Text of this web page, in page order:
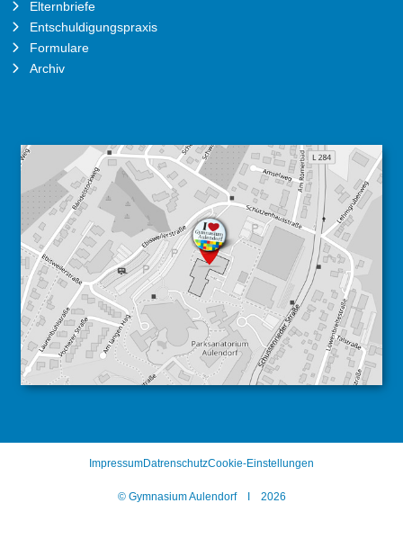
Elternbriefe
Entschuldigungspraxis
Formulare
Archiv
© Gymnasium Aulendorf I 2026
ImpressumDatrenschutzCookie-Einstellungen